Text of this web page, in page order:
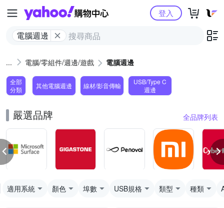
Yahoo購物中心
電腦週邊
登入
電腦/零組件/週邊/遊戲 電腦週邊
全部
分類
其他電腦週邊 線材/影音傳輸
USB/Type C
週邊
嚴選品牌 全品牌列表
適用系統 顏色 埠數 USB規格 類型 種類